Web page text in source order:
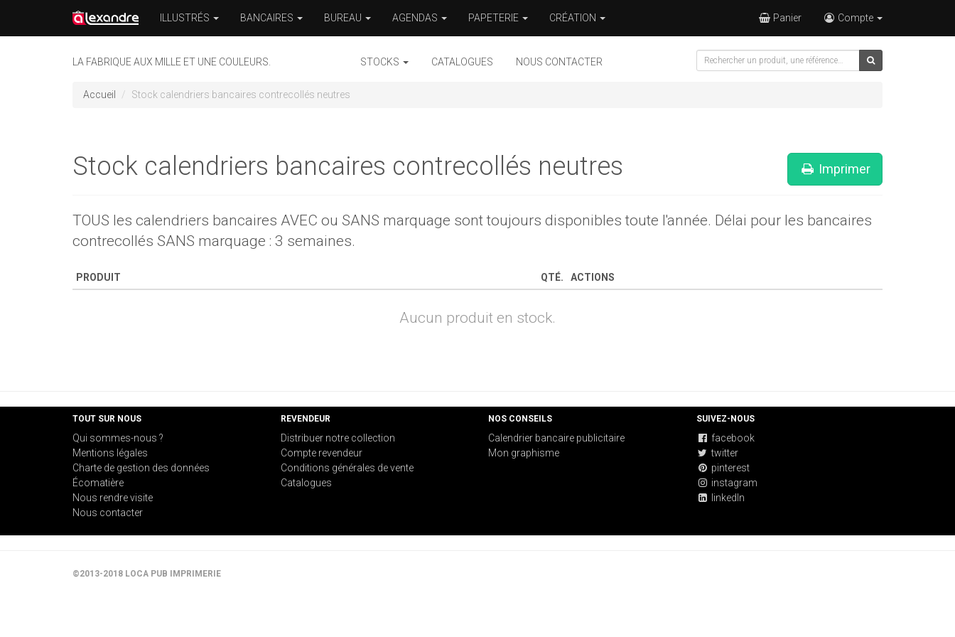
ILLUSTRÉS BANCAIRES BUREAU AGENDAS PAPETERIE CRÉATION Panier Compte
LA FABRIQUE AUX MILLE ET UNE COULEURS. STOCKS CATALOGUES NOUS CONTACTER
Accueil Stock calendriers bancaires contrecollés neutres
Imprimer
Stock calendriers bancaires contrecollés neutres
TOUS les calendriers bancaires AVEC ou SANS marquage sont toujours disponibles toute l'année. Délai pour les bancaires
contrecollés SANS marquage : 3 semaines.
PRODUIT QTÉ. ACTIONS
Aucun produit en stock.
TOUT SUR NOUS
Qui sommes-nous ?
Mentions légales
Charte de gestion des données
Écomatière
Nous rendre visite
Nous contacter
REVENDEUR
Distribuer notre collection
Compte revendeur
Conditions générales de vente
Catalogues
NOS CONSEILS
Calendrier bancaire publicitaire
Mon graphisme
SUIVEZ-NOUS
facebook
twitter
pinterest
instagram
linkedIn
©2013-2018 LOCA PUB IMPRIMERIE